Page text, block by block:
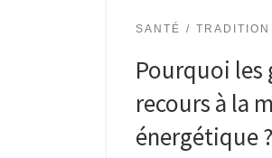
SANTÉ
Pourquoi les
recours à la
énergétique